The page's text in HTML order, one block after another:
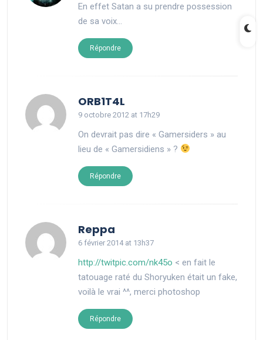
En effet Satan a su prendre possession
de sa voix…
Répondre
ORB1T4L
9 octobre 2012 at 17h29
On devrait pas dire « Gamersiders » au
lieu de « Gamersidiens » ?
Répondre
Reppa
6 février 2014 at 13h37
http://twitpic.com/nk45o < en fait le
tatouage raté du Shoryuken était un fake,
voilà le vrai ^^, merci photoshop
Répondre